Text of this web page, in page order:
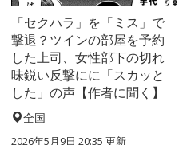
「セクハラ」を「ミス」で
撃退？ツインの部屋を予約
した上司、女性部下の切れ
味鋭い反撃にに「スカッと
した」の声【作者に聞く】
全国
2026年5月9日 20:35 更新